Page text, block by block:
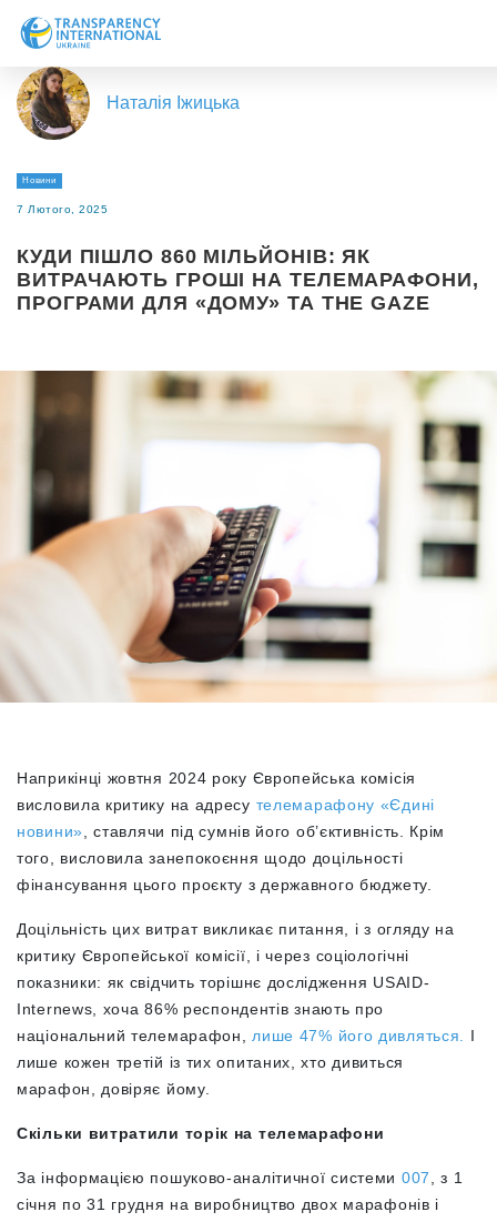
Про нас
Новини
Напрями роботи
Долучитися
Наталія Іжицька
Новини
7 Лютого, 2025
КУДИ ПІШЛО 860 МІЛЬЙОНІВ: ЯК
ВИТРАЧАЮТЬ ГРОШІ НА ТЕЛЕМАРАФОНИ,
ПРОГРАМИ ДЛЯ «‎ДОМУ» ТА THE GAZE
Наприкінці жовтня 2024 року Європейська комісія
висловила критику на адресу телемарафону «Єдині
новини» , ставлячи під сумнів його об’єктивність. Крім
того, висловила занепокоєння щодо доцільності
фінансування цього проєкту з державного бюджету.
Доцільність цих витрат викликає питання, і з огляду на
критику Європейської комісії, і через соціологічні
показники: як свідчить торішнє дослідження USAID-
Internews, хоча 86% респондентів знають про
національний телемарафон, лише 47% його дивляться.
І
лише кожен третій із тих опитаних, хто дивиться
марафон, довіряє йому.
Скільки витратили торік на телемарафони
За інформацією пошуково-аналітичної системи 007
, з 1
січня по 31 грудня на виробництво двох марафонів і